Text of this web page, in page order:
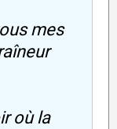
mes
où la